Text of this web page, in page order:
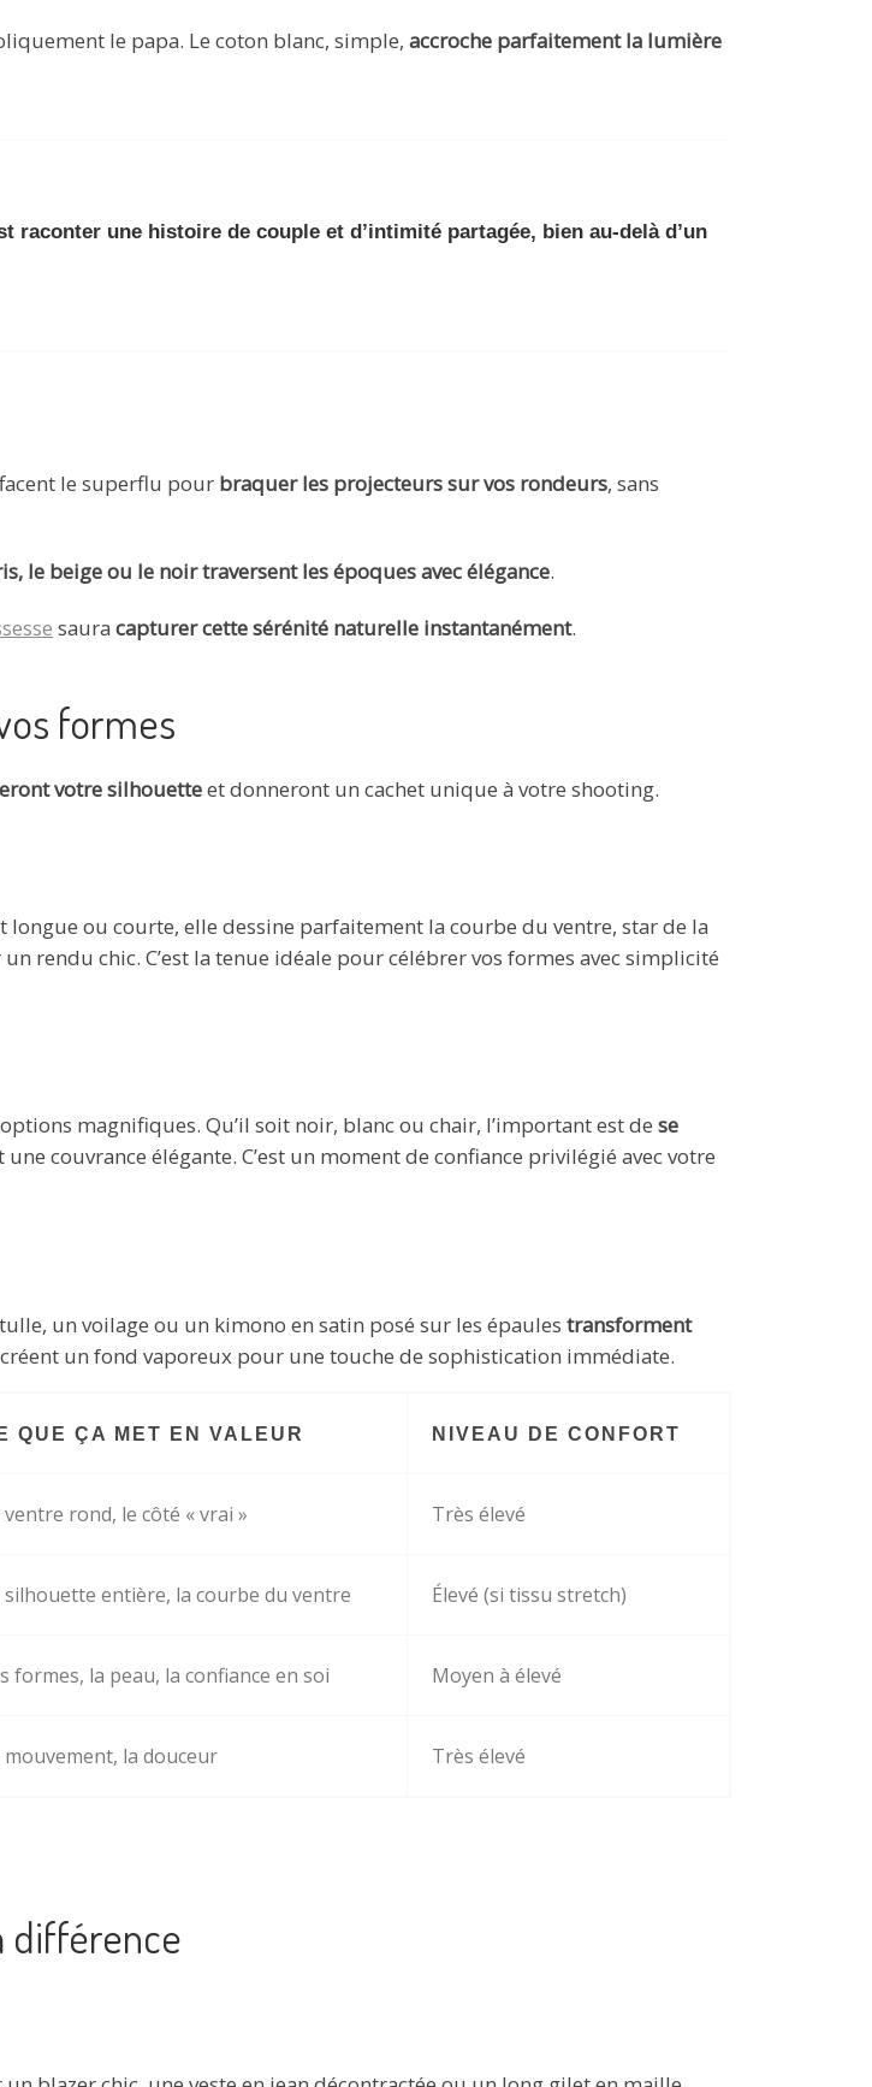
le papa. Le coton blanc, simple, accroche parfaitement la lumière
raconter une histoire de couple et d’intimité partagée, bien au-delà d’un
le superflu pour braquer les projecteurs sur vos rondeurs, sans
le beige ou le noir traversent les époques avec élégance.
saura capturer cette sérénité naturelle instantanément.
formes
votre silhouetteet donneront un cachet unique à votre shooting.
longue ou courte, elle dessine parfaitement la courbe du ventre, star de la
rendu chic. C’est la tenue idéale pour célébrer vos formes avec simplicité
magnifiques. Qu’il soit noir, blanc ou chair, l’important est de se
couvrance élégante. C’est un moment de confiance privilégié avec votre
un voilage ou un kimono en satin posé sur les épaules transforment
un fond vaporeux pour une touche de sophistication immédiate.
QUE ÇA MET EN VALEUR NIVEAU DE CONFORT
ventre rond, le côté « vrai » Très élevé
silhouette entière, la courbe du ventre Élevé (si tissu stretch)
formes, la peau, la confiance en soi Moyen à élevé
mouvement, la douceur Très élevé
différence